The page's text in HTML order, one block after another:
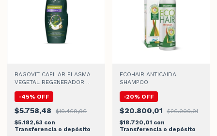
BAGOVIT CAPILAR PLASMA
VEGETAL REGENERADOR
-45% OFF
$5.758,48
$10.469,96
$5.182,63 con
Transferencia o depósito
ECOHAIR ANTICAIDA
SHAMPOO
-20% OFF
$20.800,01
$26.000,01
$18.720,01 con
Transferencia o depósito